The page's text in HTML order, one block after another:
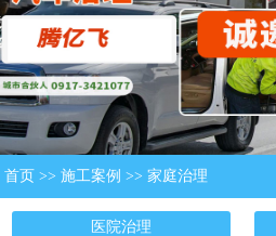
首页 >> 施工案例 >> 家庭治理
医院治理